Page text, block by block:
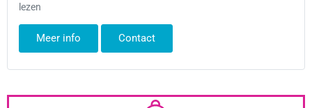
lezen
Meer info Contact